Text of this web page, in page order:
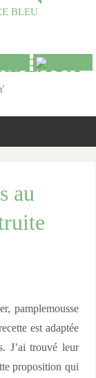
BLEU
au
pamplemousse
est adaptée
J’ai trouvé leur
proposition qui